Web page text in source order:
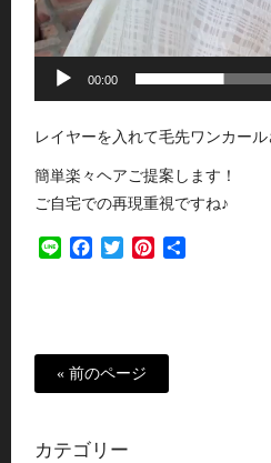
00:00
レイヤーを入れて毛先ワンカー
簡単楽々ヘアご提案します！
ご自宅での再現重視ですね♪
Line FacebookTwitterPinterest
« 前のページ
カテゴリー